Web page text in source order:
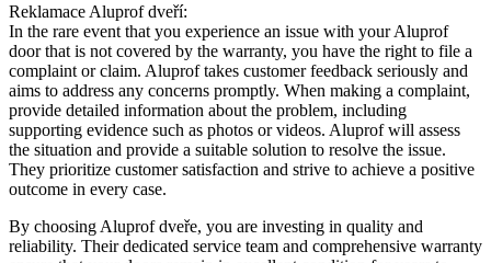
Reklamace Aluprof dveří:
In the rare event that you experience an issue with your Aluprof
door that is not covered by the warranty, you have the right to file a
complaint or claim. Aluprof takes customer feedback seriously and
aims to address any concerns promptly. When making a complaint,
provide detailed information about the problem, including
supporting evidence such as photos or videos. Aluprof will assess
the situation and provide a suitable solution to resolve the issue.
They prioritize customer satisfaction and strive to achieve a positive
outcome in every case.
By choosing Aluprof dveře, you are investing in quality and
reliability. Their dedicated service team and comprehensive warranty